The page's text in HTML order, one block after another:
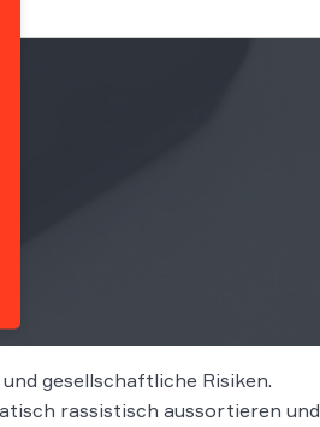
gesellschaftliche Risiken.
rassistisch aussortieren und